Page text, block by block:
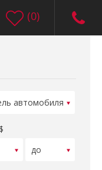
(0)